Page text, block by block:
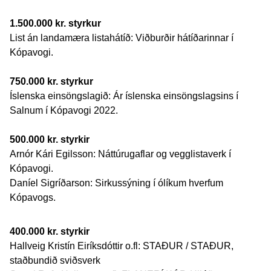
1.500.000 kr. styrkur
List án landamæra listahátíð: Viðburðir hátíðarinnar í
Kópavogi.
750.000 kr. styrkur
Íslenska einsöngslagið: Ár íslenska einsöngslagsins í
Salnum í Kópavogi 2022.
500.000 kr. styrkir
Arnór Kári Egilsson: Náttúrugaflar og vegglistaverk í
Kópavogi.
Daníel Sigríðarson: Sirkussýning í ólíkum hverfum
Kópavogs.
400.000 kr. styrkir
Hallveig Kristín Eiríksdóttir o.fl: STAÐUR / STAÐUR,
staðbundið sviðsverk